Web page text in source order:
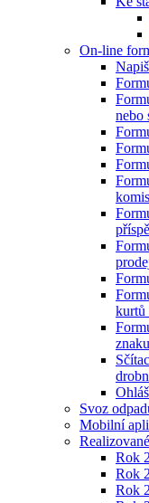
On-line
nebo
znaku
Svoz
Mobilní
Rok
Rok
Rok